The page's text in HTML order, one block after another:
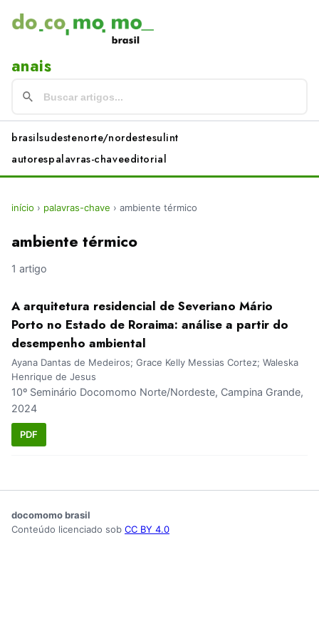
anais
brasilsudestenorte/nordestesulint
autorespalavras-chaveeditorial
início › palavras-chave › ambiente térmico
ambiente térmico
1 artigo
A arquitetura residencial de Severiano Mário
Porto no Estado de Roraima: análise a partir do
desempenho ambiental
Ayana Dantas de Medeiros; Grace Kelly Messias Cortez; Waleska
Henrique de Jesus
10º Seminário Docomomo Norte/Nordeste, Campina Grande,
2024
PDF
docomomo brasil
Conteúdo licenciado sob CC BY 4.0